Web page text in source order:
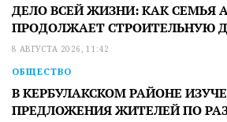
ДЕЛО ВСЕЙ ЖИЗНИ: КАК СЕМЬЯ
ПРОДОЛЖАЕТ СТРОИТЕЛЬНУЮ
8 АВГУСТА 2026, 11:42
ОБЩЕСТВО
В КЕРБУЛАКСКОМ РАЙОНЕ
ПРЕДЛОЖЕНИЯ ЖИТЕЛЕЙ ПО